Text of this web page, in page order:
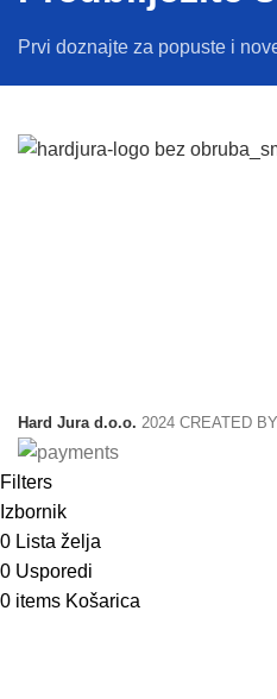
Bilježnice i blokovi
Prvi doznajte za popuste i
Hard Jura d.o.o. 2024 CREATED BY
Filters
Izbornik
0 Lista želja
0 Usporedi
0 items Košarica